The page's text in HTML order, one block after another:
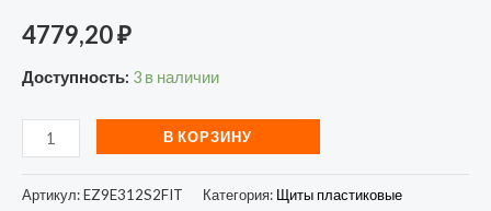
4779,20₽
Доступность: 3 в наличии
В КОРЗИНУ
Артикул:EZ9E312S2FIT Категория: Щиты пластиковые